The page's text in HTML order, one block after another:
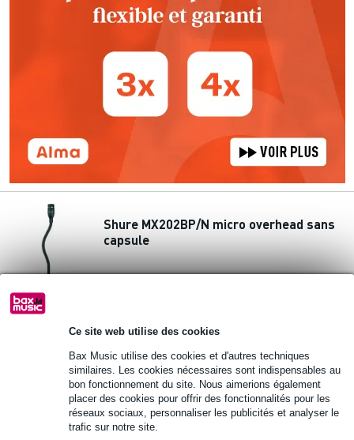
Ce site web utilise des cookies
Bax Music utilise des cookies et d'autres techniques
similaires. Les cookies nécessaires sont indispensables au
bon fonctionnement du site. Nous aimerions également
placer des cookies pour offrir des fonctionnalités pour les
réseaux sociaux, personnaliser les publicités et analyser le
trafic sur notre site.
Shure MX202BP/N micro overhead sans
capsule
236 €
Shure MX202B/C micro overhead
cardioïde